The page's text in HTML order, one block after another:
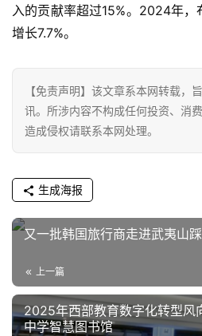
财
育
专
汽
车
新
能
源
登录
入的贡献率超过15%。2024年
增长7.7%。
【免责声明】该文章系本网转载，
讯。所涉内容不构成任何投资、消
造成侵权请联系本网处理。
生成海报
又一批韩国旅行商走进武夷山
上一篇
2025年西部教育数字化转型风
中学智慧图书馆